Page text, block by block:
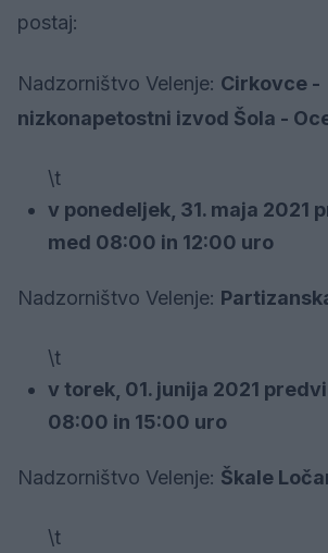
postaj:
Nadzorništvo Velenje: Cirkovce -
nizkonapetostni izvod Šola -
\t
v ponedeljek, 31. maja 2021
med 08:00 in 12:00 uro
Nadzorništvo Velenje:
\t
v torek, 01. junija 2021
08:00 in 15:00 uro
Nadzorništvo Velenje: Škale
\t